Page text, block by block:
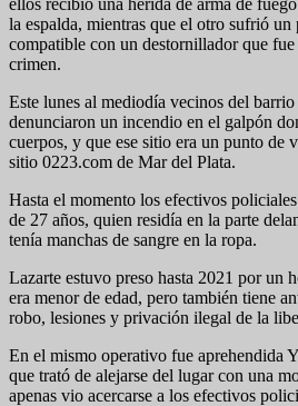
la espalda, mientras que el otro sufrió
compatible con un destornillador que fue
crimen.
Este lunes al mediodía vecinos del
denunciaron un incendio en el galpón
cuerpos, y que ese sitio era un punto de
sitio 0223.com de Mar del Plata.
Hasta el momento los efectivos
de 27 años, quien residía en la parte
tenía manchas de sangre en la ropa.
Lazarte estuvo preso hasta 2021 por un
era menor de edad, pero también tiene
robo, lesiones y privación ilegal de la
En el mismo operativo fue aprehendida
que trató de alejarse del lugar con una
apenas vio acercarse a los efectivos